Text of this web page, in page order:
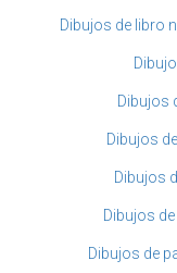
Dibujos de libro
Dibujos
Dibujos
Dibujos
Dibujos
Dibujos de